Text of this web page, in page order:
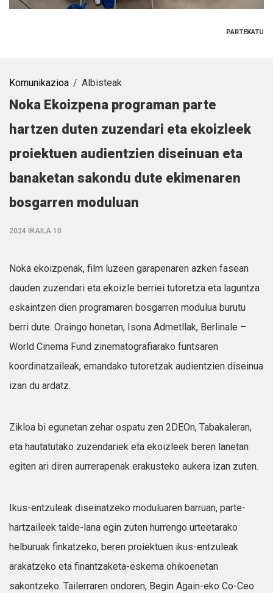
PARTEKATU
Komunikazioa Albisteak
Noka Ekoizpena programan parte
hartzen duten zuzendari eta ekoizleek
proiektuen audientzien diseinuan eta
banaketan sakondu dute ekimenaren
bosgarren moduluan
2024 IRAILA 10
Noka ekoizpenak, film luzeen garapenaren azken fasean
dauden zuzendari eta ekoizle berriei tutoretza eta laguntza
eskaintzen dien programaren bosgarren modulua burutu
berri dute. Oraingo honetan, Isona Admetllak, Berlinale –
World Cinema Fund zinematografiarako funtsaren
koordinatzaileak, emandako tutoretzak audientzien diseinua
izan du ardatz.
Zikloa bi egunetan zehar ospatu zen 2DEOn, Tabakaleran,
eta hautatutako zuzendariek eta ekoizleek beren lanetan
egiten ari diren aurrerapenak erakusteko aukera izan zuten.
Ikus-entzuleak diseinatzeko moduluaren barruan, parte-
hartzaileek talde-lana egin zuten hurrengo urteetarako
helburuak finkatzeko, beren proiektuen ikus-entzuleak
arakatzeko eta finantzaketa-eskema ohikoenetan
sakontzeko. Tailerraren ondoren, Begin Again-eko Co-Ceo